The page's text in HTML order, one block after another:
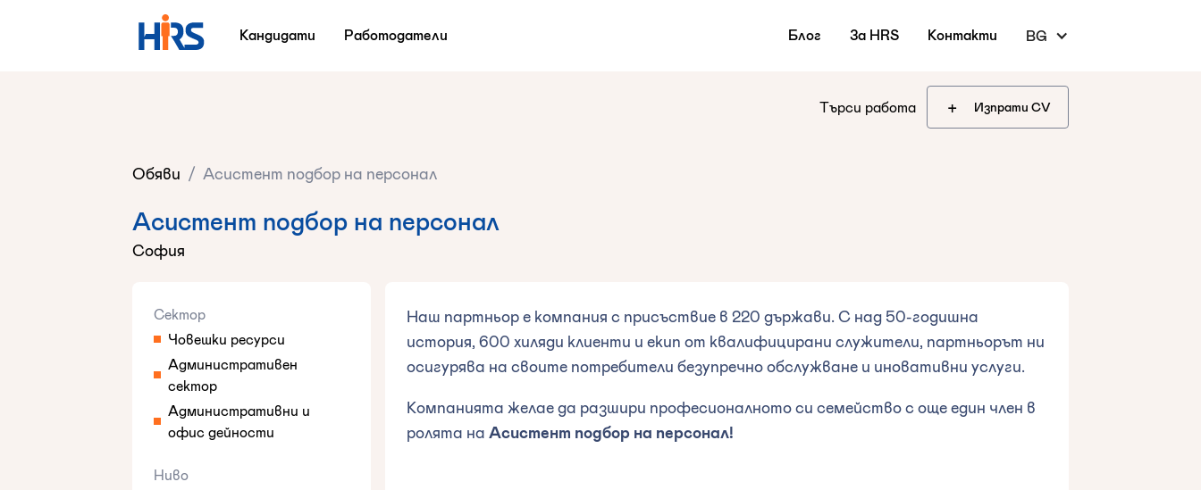
Кандидати Работодатели Блог За HRS Контакти BG
Търси работа Изпрати CV
+
Обяви / Aсистент подбор на персонал
Aсистент подбор на персонал
София
Сектор
Човешки ресурси
Административен
сектор
Административни и
офис дейности
Ниво
Наш партньор е компания с присъствие в 220 държави. С над 50-годишна
история, 600 хиляди клиенти и екип от квалифицирани служители, партньорът ни
осигурява на своите потребители безупречно обслужване и иновативни услуги.
Компанията желае да разшири професионалното си семейство с още един член в
ролята наАсистент подбор на персонал!